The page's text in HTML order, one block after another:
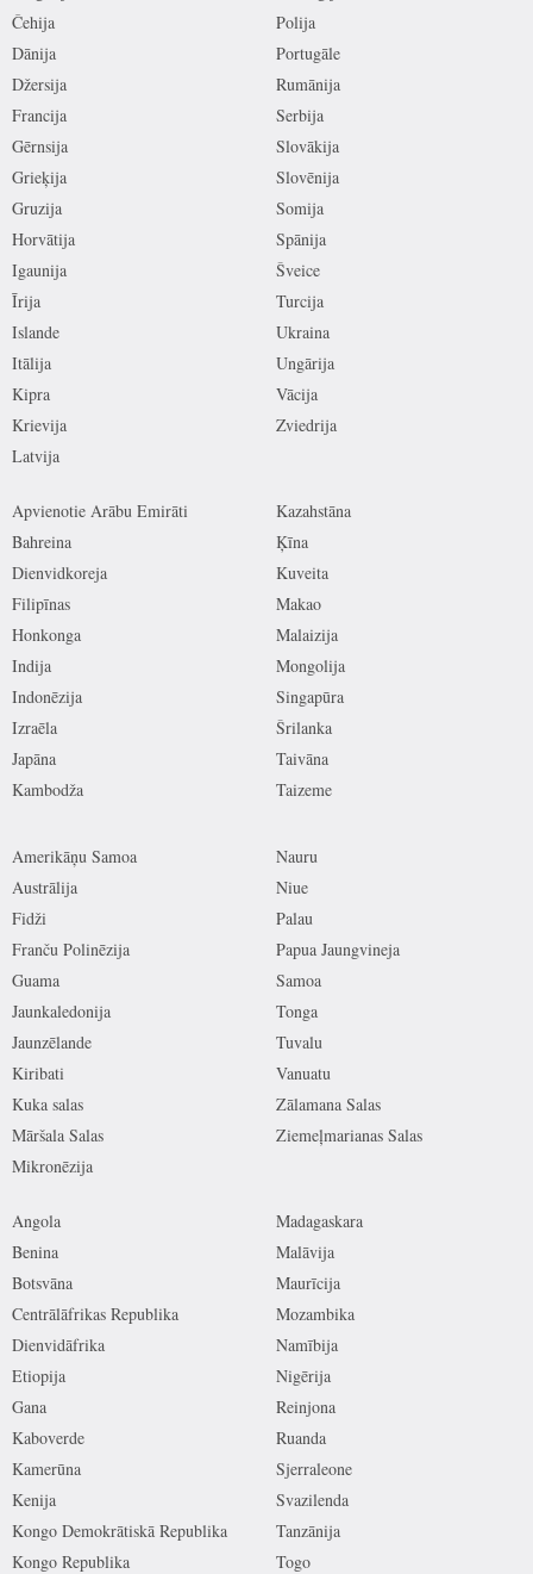
Čehija
Dānija
Džersija
Francija
Gērnsija
Grieķija
Gruzija
Horvātija
Igaunija
Īrija
Islande
Itālija
Kipra
Krievija
Latvija
Polija
Portugāle
Rumānija
Serbija
Slovākija
Slovēnija
Somija
Spānija
Šveice
Turcija
Ukraina
Ungārija
Vācija
Zviedrija
Apvienotie Arābu Emirāti
Bahreina
Dienvidkoreja
Filipīnas
Honkonga
Indija
Indonēzija
Izraēla
Japāna
Kambodža
Kazahstāna
Ķīna
Kuveita
Makao
Malaizija
Mongolija
Singapūra
Šrilanka
Taivāna
Taizeme
Amerikāņu Samoa
Austrālija
Fidži
Franču Polinēzija
Guama
Jaunkaledonija
Jaunzēlande
Kiribati
Kuka salas
Māršala Salas
Mikronēzija
Nauru
Niue
Palau
Papua Jaungvineja
Samoa
Tonga
Tuvalu
Vanuatu
Zālamana Salas
Ziemeļmarianas Salas
Angola
Benina
Botsvāna
Centrālāfrikas Republika
Dienvidāfrika
Etiopija
Gana
Kaboverde
Kamerūna
Kenija
Kongo Demokrātiskā Republika
Kongo Republika
Madagaskara
Malāvija
Maurīcija
Mozambika
Namībija
Nigērija
Reinjona
Ruanda
Sjerraleone
Svazilenda
Tanzānija
Togo